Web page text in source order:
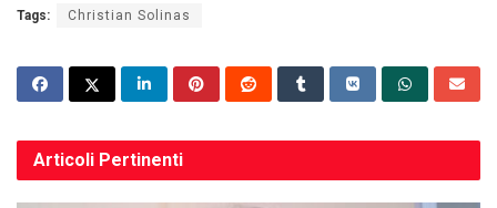
Tags: Christian Solinas
Articoli Pertinenti